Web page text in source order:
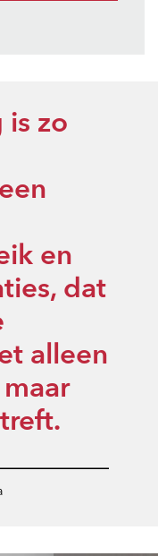
is zo
en
dat
alleen